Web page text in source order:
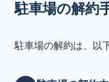
駐車場の解
駐車場の解約は、以